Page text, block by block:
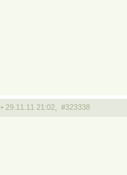
• 29.11.11 21:02, #323338